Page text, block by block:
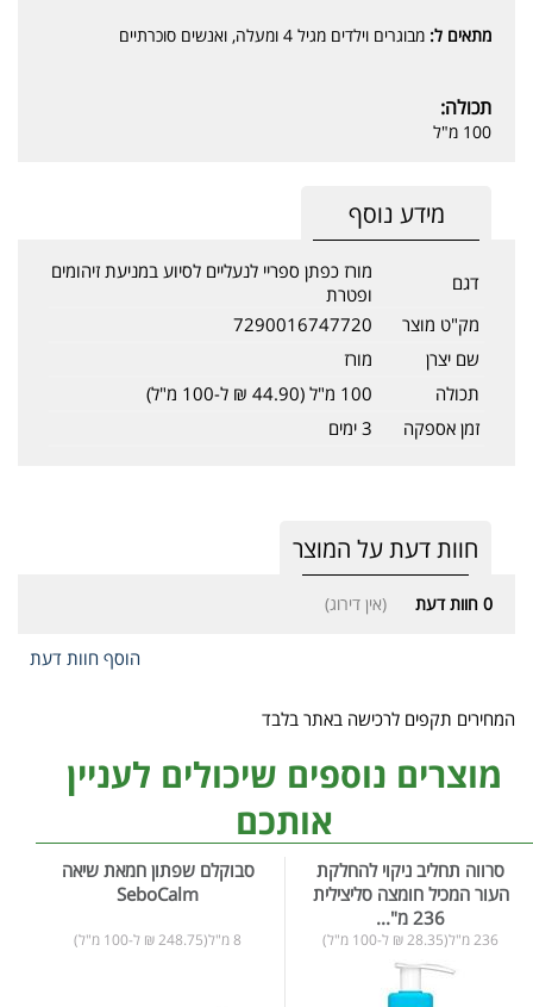
מתאים ל: מבוגרים וילדים מגיל 4 ומעלה, ואנשים סוכרתיים
תכולה:
100 מ"ל
מידע נוסף
דגם
מורז כפתן ספריי לנעליים לסיוע במניעת זיהומים
ופטרת
מק"ט מוצר
7290016747720
שם יצרן
מורז
תכולה
100 מ"ל (44.90 ₪ ל-100 מ"ל)
זמן אספקה
3 ימים
חוות דעת על המוצר
0 חוות דעת (אין דירוג)
הוסף חוות דעת
המחירים תקפים לרכישה באתר בלבד
מוצרים נוספים שיכולים לעניין
אותכם
סרווה תחליב ניקוי להחלקת
העור המכיל חומצה סליצילית
236 מ"...
236 מ"ל(28.35 ₪ ל-100 מ"ל)
סבוקלם שפתון חמאת שיאה
SeboCalm
8 מ"ל(248.75 ₪ ל-100 מ"ל)